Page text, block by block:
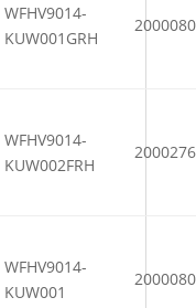
WFHV9014-
KUW001GRH
WFHV9014-
KUW002FRH
WFHV9014-
KUW001